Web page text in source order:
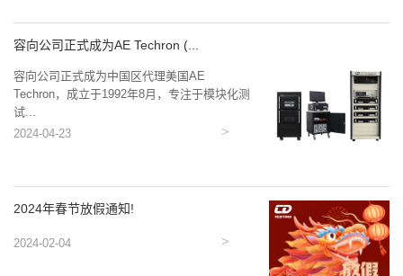
容向公司正式成为AE Techron (...
容向公司正式成为中国区代理美国AE
Techron，成立于1992年8月，专注于模块化测
试...
2024-04-23
2024年春节放假通知!
2024-02-04